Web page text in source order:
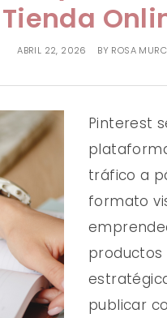
Tienda
ABRIL 22, 2026 BY ROSA
Pinterest
tráfico a
formato
productos
publicar